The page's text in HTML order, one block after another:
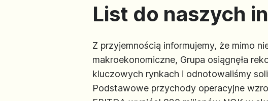
List do naszych
Z przyjemnością informujemy, że mimo
makroekonomiczne, Grupa osiągnęła
kluczowych rynkach i odnotowaliśmy
Podstawowe przychody operacyjne